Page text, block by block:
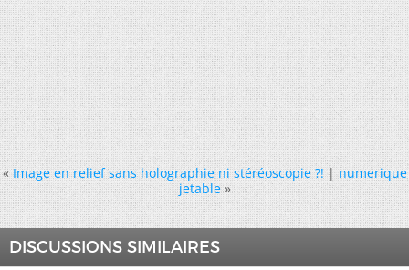
« Image en relief sans holographie ni stéréoscopie ?!|numerique
jetable »
DISCUSSIONS SIMILAIRES